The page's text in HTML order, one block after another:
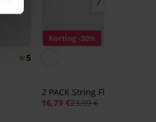
5
Korting -30%
2 PACK String Flexi naadloos
16,79 €23,99 €